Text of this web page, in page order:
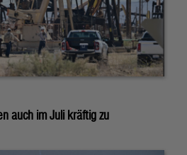
auch im Juli kräftig zu